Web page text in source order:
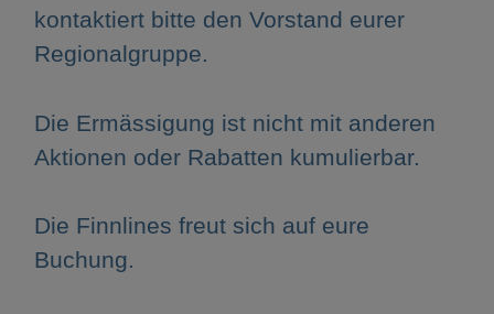
kontaktiert bitte den Vorstand eurer
Regionalgruppe.
Die Ermässigung ist nicht mit anderen
Aktionen oder Rabatten kumulierbar.
Die Finnlines freut sich auf eure
Buchung.